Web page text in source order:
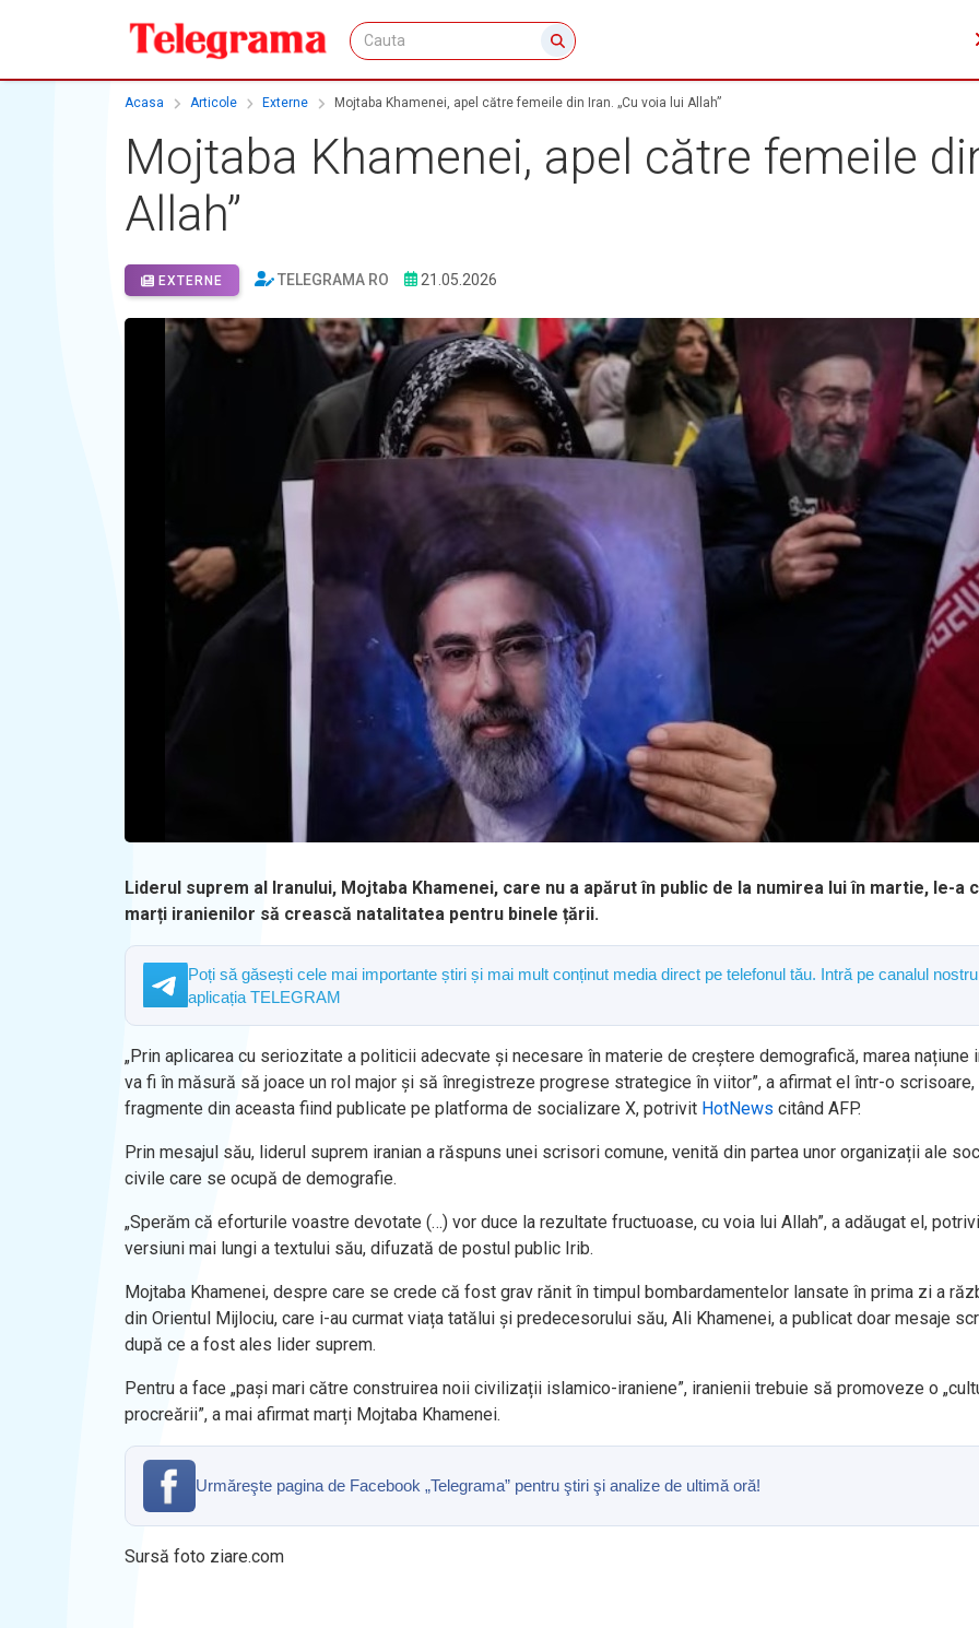
Acasa Articole Externe Mojtaba Khamenei, apel către femeile din Iran. „Cu voia lui Allah”
Mojtaba Khamenei, apel către femeile
Allah”
EXTERNE TELEGRAMA RO 21.05.2026
Liderul suprem al Iranului, Mojtaba Khamenei, care nu a apărut în public de la numirea lui în martie, le-a
marți iranienilor să crească natalitatea pentru binele țării.
Poți să găsești cele mai importante știri și mai mult conținut media direct pe telefonul tău. Intră pe canalul
aplicația TELEGRAM
„Prin aplicarea cu seriozitate a politicii adecvate și necesare în materie de creștere demografică, marea națiune
va fi în măsură să joace un rol major și să înregistreze progrese strategice în viitor”, a afirmat el într-o scrisoare,
fragmente din aceasta fiind publicate pe platforma de socializare X, potrivit HotNews citând AFP.
Prin mesajul său, liderul suprem iranian a răspuns unei scrisori comune, venită din partea unor organizații ale
civile care se ocupă de demografie.
„Sperăm că eforturile voastre devotate (…) vor duce la rezultate fructuoase, cu voia lui Allah”, a adăugat el,
versiuni mai lungi a textului său, difuzată de postul public Irib.
Mojtaba Khamenei, despre care se crede că fost grav rănit în timpul bombardamentelor lansate în prima zi a
din Orientul Mijlociu, care i-au curmat viața tatălui și predecesorului său, Ali Khamenei, a publicat doar mesaje
după ce a fost ales lider suprem.
Pentru a face „pași mari către construirea noii civilizații islamico-iraniene”, iranienii trebuie să promoveze o
procreării”, a mai afirmat marți Mojtaba Khamenei.
Urmăreşte pagina de Facebook „Telegrama” pentru ştiri şi analize de ultimă oră!
Sursă foto ziare.com